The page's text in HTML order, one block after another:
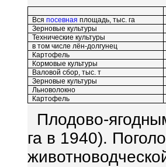
Всяпосевная площадь, тыс. га
Зерновые культуры
Технические культуры
в том числе лён-долгунец
Картофель
Кормовые культуры
Валовой сбор, тыс. т
Зерновые культуры
Льноволокно
Картофель
Плодово-
га в 1940).